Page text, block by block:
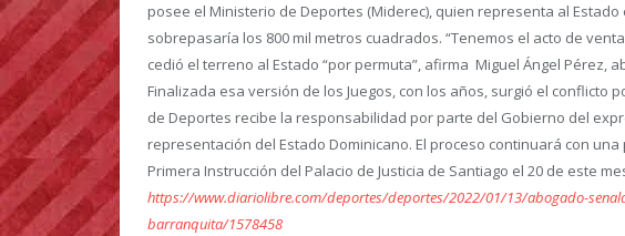
posee el Ministerio de Deportes (Miderec), quien representa al
sobrepasaría los 800 mil metros cuadrados. “Tenemos el acto de
cedió el terreno al Estado “por permuta”, afirma Miguel Ángel Pérez,
Finalizada esa versión de los Juegos, con los años, surgió el conflicto
de Deportes recibe la responsabilidad por parte del Gobierno del
representación del Estado Dominicano. El proceso continuará con
Primera Instrucción del Palacio de Justicia de Santiago el 20 de este
https://www.diariolibre.com/deportes/deportes/2022/01/13/abogado-
barranquita/1578458